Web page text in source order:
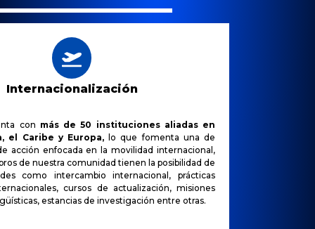
Internacionalización
con más de 50 instituciones aliadas en
el Caribe y Europa, lo que fomenta una de
acción enfocada en la movilidad internacional,
de nuestra comunidad tienen la posibilidad de
como intercambio internacional, prácticas
cursos de actualización, misiones
estancias de investigación entre otras.